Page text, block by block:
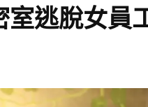
室逃脫女